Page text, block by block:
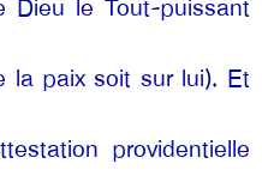
la paix soit sur lui). Et
providentielle